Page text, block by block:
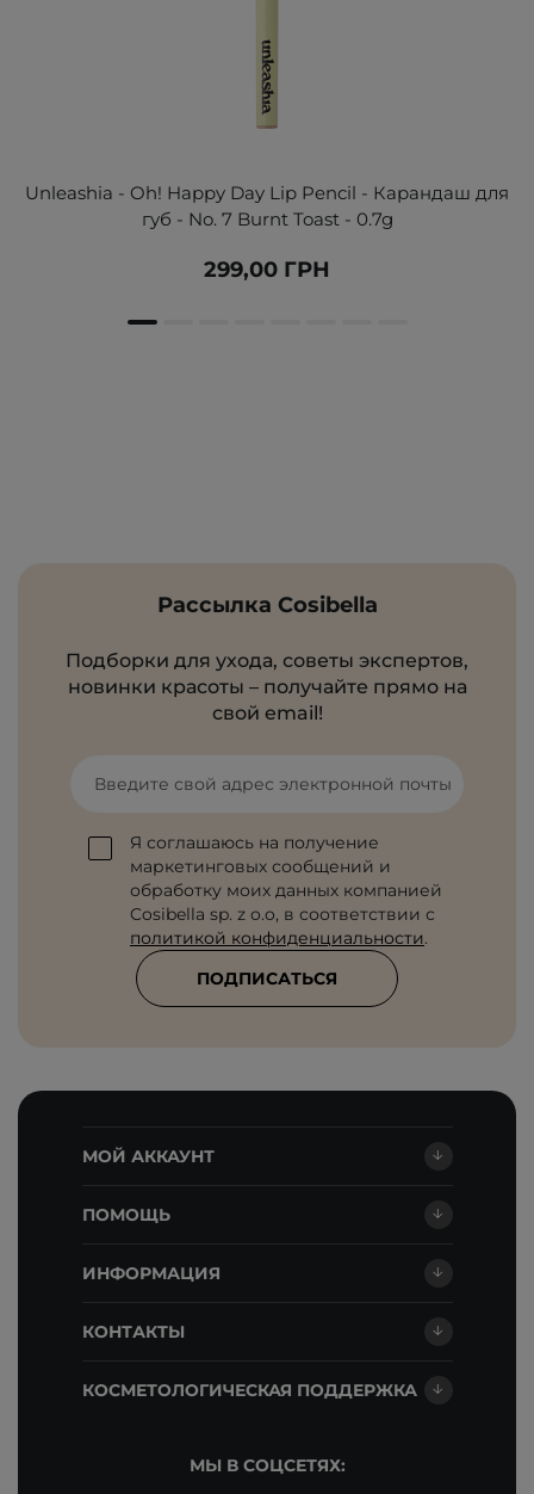
Unleashia - Oh! Happy Day Lip Pencil - Карандаш для
губ - No. 7 Burnt Toast - 0.7g
299,00 ГРН
Рассылка Cosibella
Подборки для ухода, советы экспертов,
новинки красоты – получайте прямо на
свой email!
Введите свой адрес электронной почты
Я соглашаюсь на получение
маркетинговых сообщений и
обработку моих данных компанией
Cosibella sp. z o.o, в соответствии с
политикой конфиденциальности.
ПОДПИСАТЬСЯ
МОЙ АККАУНТ
ПОМОЩЬ
ИНФОРМАЦИЯ
КОНТАКТЫ
КОСМЕТОЛОГИЧЕСКАЯ ПОДДЕРЖКА
МЫ В СОЦСЕТЯХ: